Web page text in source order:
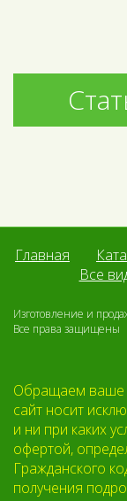
Главная
Все
Изготовление и
Все права защищены
Обращаем ваше
сайт носит
и ни при каких
офертой,
Гражданского
получения